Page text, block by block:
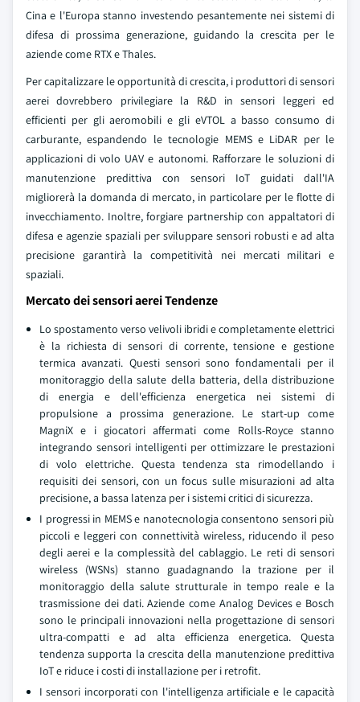
Cina e l'Europa stanno investendo pesantemente nei sistemi di
difesa di prossima generazione, guidando la crescita per le
aziende come RTX e Thales.
Per capitalizzare le opportunità di crescita, i produttori di sensori
aerei dovrebbero privilegiare la R&D in sensori leggeri ed
efficienti per gli aeromobili e gli eVTOL a basso consumo di
carburante, espandendo le tecnologie MEMS e LiDAR per le
applicazioni di volo UAV e autonomi. Rafforzare le soluzioni di
manutenzione predittiva con sensori IoT guidati dall'IA
migliorerà la domanda di mercato, in particolare per le flotte di
invecchiamento. Inoltre, forgiare partnership con appaltatori di
difesa e agenzie spaziali per sviluppare sensori robusti e ad alta
precisione garantirà la competitività nei mercati militari e
spaziali.
Mercato dei sensori aerei Tendenze
Lo spostamento verso velivoli ibridi e completamente elettrici
è la richiesta di sensori di corrente, tensione e gestione
termica avanzati. Questi sensori sono fondamentali per il
monitoraggio della salute della batteria, della distribuzione
di energia e dell'efficienza energetica nei sistemi di
propulsione a prossima generazione. Le start-up come
MagniX e i giocatori affermati come Rolls-Royce stanno
integrando sensori intelligenti per ottimizzare le prestazioni
di volo elettriche. Questa tendenza sta rimodellando i
requisiti dei sensori, con un focus sulle misurazioni ad alta
precisione, a bassa latenza per i sistemi critici di sicurezza.
I progressi in MEMS e nanotecnologia consentono sensori più
piccoli e leggeri con connettività wireless, riducendo il peso
degli aerei e la complessità del cablaggio. Le reti di sensori
wireless (WSNs) stanno guadagnando la trazione per il
monitoraggio della salute strutturale in tempo reale e la
trasmissione dei dati. Aziende come Analog Devices e Bosch
sono le principali innovazioni nella progettazione di sensori
ultra-compatti e ad alta efficienza energetica. Questa
tendenza supporta la crescita della manutenzione predittiva
IoT e riduce i costi di installazione per i retrofit.
I sensori incorporati con l'intelligenza artificiale e le capacità